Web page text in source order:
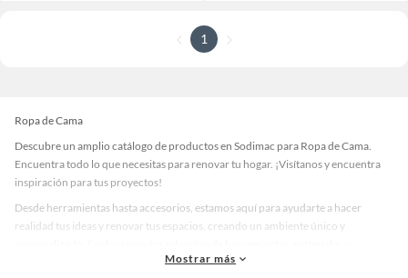
1
Ropa de Cama
Descubre un amplio catálogo de productos en Sodimac para Ropa de Cama.
Encuentra todo lo que necesitas para renovar tu hogar. ¡Visítanos y encuentra
inspiración para tus proyectos!
Desde herramientas hasta accesorios, estamos aquí para ayudarte a hacer
realidad tus ideas y renovar tus espacios, creando un ambiente único y
accesorios de calidad que te ayudarán a crear un espacio más tú.
Mostrar más